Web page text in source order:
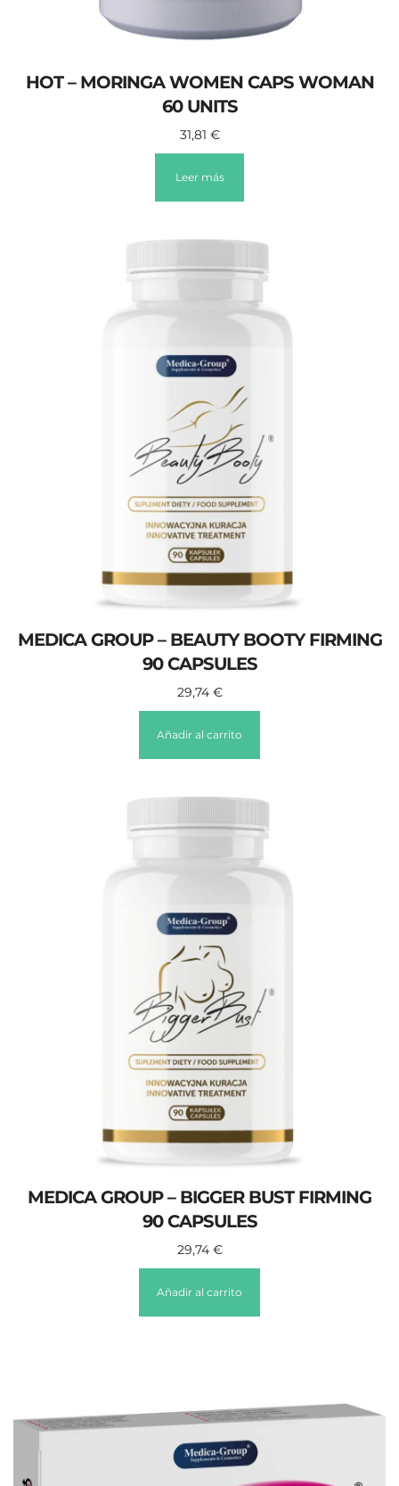
HOT – MORINGA WOMEN CAPS WOMAN
60 UNITS
31,81 €
Leer más
MEDICA GROUP – BEAUTY BOOTY FIRMING
90 CAPSULES
29,74 €
Añadir al carrito
MEDICA GROUP – BIGGER BUST FIRMING
90 CAPSULES
29,74 €
Añadir al carrito